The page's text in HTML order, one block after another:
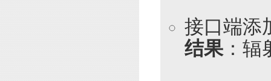
接口端添
结果：辐